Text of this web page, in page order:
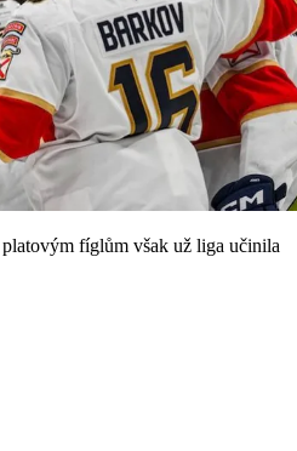
fíglům však už liga učinila